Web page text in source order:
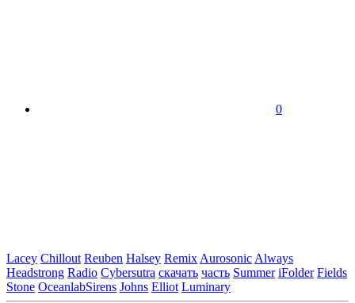
0
Lacey Chillout Reuben Halsey Remix Aurosonic Always
Headstrong Radio Cybersutra скачать часть Summer iFolder Fields
Stone OceanlabSirens Johns Elliot Luminary